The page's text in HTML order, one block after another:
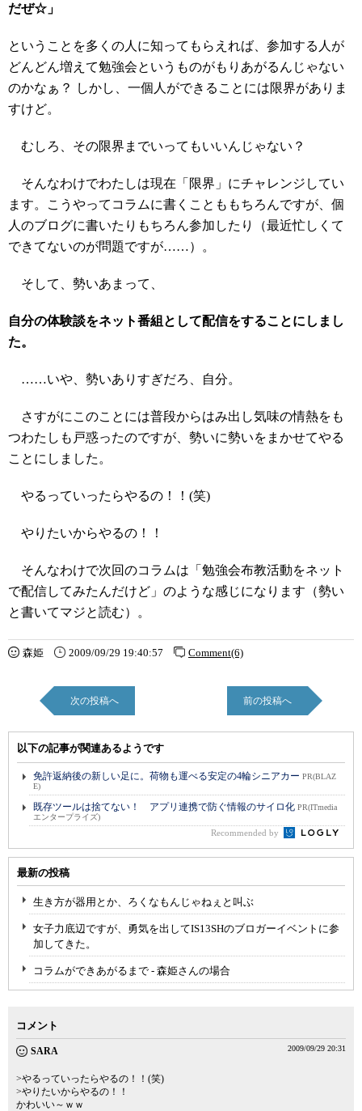
だぜ☆」
ということを多くの人に知ってもらえれば、参加する人が
どんどん増えて勉強会というものがもりあがるんじゃない
のかなぁ？ しかし、一個人ができることには限界がありま
すけど。
むしろ、その限界までいってもいいんじゃない？
そんなわけでわたしは現在「限界」にチャレンジしてい
ます。こうやってコラムに書くことももちろんですが、個
人のブログに書いたりもちろん参加したり（最近忙しくて
できてないのが問題ですが……）。
そして、勢いあまって、
自分の体験談をネット番組として配信をすることにしまし
た。
……いや、勢いありすぎだろ、自分。
さすがにこのことには普段からはみ出し気味の情熱をも
つわたしも戸惑ったのですが、勢いに勢いをまかせてやる
ことにしました。
やるっていったらやるの！！(笑)
やりたいからやるの！！
そんなわけで次回のコラムは「勉強会布教活動をネット
で配信してみたんだけど」のような感じになります（勢い
と書いてマジと読む）。
森姫 2009/09/29 19:40:57 Comment(6)
次の投稿へ 前の投稿へ
以下の記事が関連あるようです
免許返納後の新しい足に。荷物も運べる安定の4輪シニアカー PR(BLAZ
E)
既存ツールは捨てない！ アプリ連携で防ぐ情報のサイロ化 PR(ITmedia
エンタープライズ)
Recommended by
最新の投稿
生き方が器用とか、ろくなもんじゃねぇと叫ぶ
女子力底辺ですが、勇気を出してIS13SHのブロガーイベントに参
加してきた。
コラムができあがるまで - 森姫さんの場合
コメント
SARA 2009/09/29 20:31
>やるっていったらやるの！！(笑)
>やりたいからやるの！！
かわいい～ｗｗ